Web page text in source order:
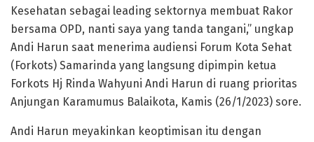
Kesehatan sebagai leading sektornya membuat Rakor
bersama OPD, nanti saya yang tanda tangani,” ungkap
Andi Harun saat menerima audiensi Forum Kota Sehat
(Forkots) Samarinda yang langsung dipimpin ketua
Forkots Hj Rinda Wahyuni Andi Harun di ruang prioritas
Anjungan Karamumus Balaikota, Kamis (26/1/2023) sore.
Andi Harun meyakinkan keoptimisan itu dengan